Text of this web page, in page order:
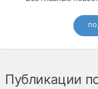
Публикации